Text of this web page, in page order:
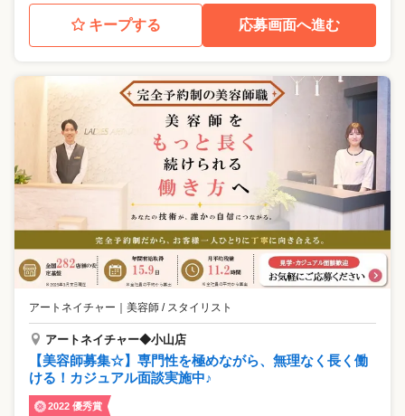
キープする 応募画面へ進む
アートネイチャー ｜ 美容師 / スタイリスト
アートネイチャー◆小山店
【美容師募集☆】専門性を極めながら、無理なく長く働
ける！カジュアル面談実施中♪
2022 優秀賞